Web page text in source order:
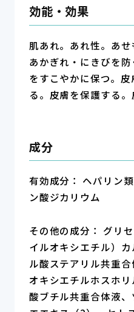
効能・効果
肌あれ。あれ性。あ
あかぎれ・にきびを
をすこやかに保つ。
る。皮膚を保護する。
成分
有効成分： ヘパリン
ン酸ジカリウム
その他の成分： グリ
イルオキシエチル）
ル酸ステアリル共重
オキシエチルホスホ
酸ブチル共重合体液